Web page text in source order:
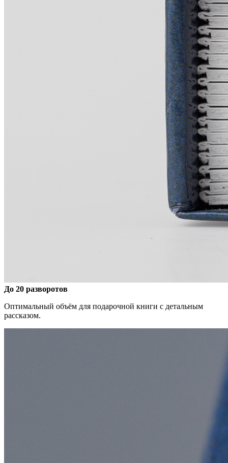
До 20 разворотов
Оптимальный объём для подарочной книги с детальным
рассказом.